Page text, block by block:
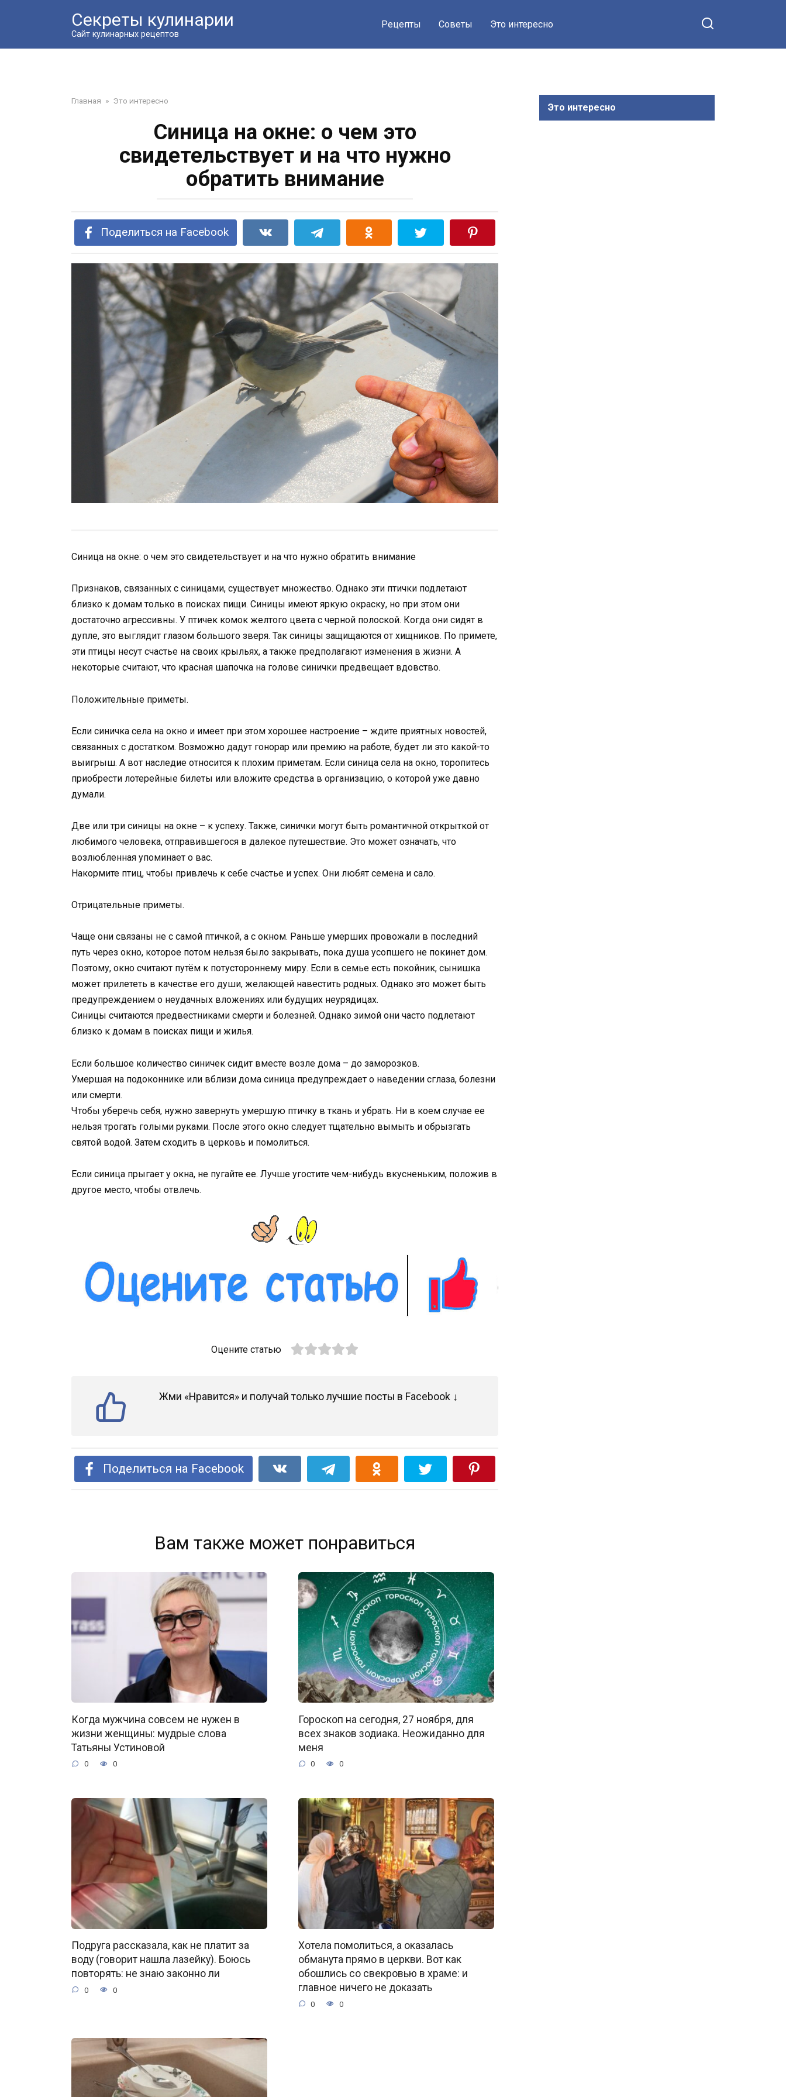
Секреты кулинарии
Сайт кулинарных рецептов
Рецепты Советы Это интересно
Главная » Это интересно
Синица на окне: о чем это
свидетельствует и на что нужно
обратить внимание
Поделиться на Facebook
Синица на окне: о чем это свидетельствует и на что нужно обратить внимание
Признаков, связанных с синицами, существует множество. Однако эти птички подлетают
близко к домам только в поисках пищи. Синицы имеют яркую окраску, но при этом они
достаточно агрессивны. У птичек комок желтого цвета с черной полоской. Когда они сидят в
дупле, это выглядит глазом большого зверя. Так синицы защищаются от хищников. По примете,
эти птицы несут счастье на своих крыльях, а также предполагают изменения в жизни. А
некоторые считают, что красная шапочка на голове синички предвещает вдовство.
Положительные приметы.
Если синичка села на окно и имеет при этом хорошее настроение – ждите приятных новостей,
связанных с достатком. Возможно дадут гонорар или премию на работе, будет ли это какой-то
выигрыш. А вот наследие относится к плохим приметам. Если синица села на окно, торопитесь
приобрести лотерейные билеты или вложите средства в организацию, о которой уже давно
думали.
Две или три синицы на окне – к успеху. Также, синички могут быть романтичной открыткой от
любимого человека, отправившегося в далекое путешествие. Это может означать, что
возлюбленная упоминает о вас.
Накормите птиц, чтобы привлечь к себе счастье и успех. Они любят семена и сало.
Отрицательные приметы.
Чаще они связаны не с самой птичкой, а с окном. Раньше умерших провожали в последний
путь через окно, которое потом нельзя было закрывать, пока душа усопшего не покинет дом.
Поэтому, окно считают путём к потустороннему миру. Если в семье есть покойник, сынишка
может прилететь в качестве его души, желающей навестить родных. Однако это может быть
предупреждением о неудачных вложениях или будущих неурядицах.
Синицы считаются предвестниками смерти и болезней. Однако зимой они часто подлетают
близко к домам в поисках пищи и жилья.
Если большое количество синичек сидит вместе возле дома – до заморозков.
Умершая на подоконнике или вблизи дома синица предупреждает о наведении сглаза, болезни
или смерти.
Чтобы уберечь себя, нужно завернуть умершую птичку в ткань и убрать. Ни в коем случае ее
нельзя трогать голыми руками. После этого окно следует тщательно вымыть и обрызгать
святой водой. Затем сходить в церковь и помолиться.
Если синица прыгает у окна, не пугайте ее. Лучше угостите чем-нибудь вкусненьким, положив в
другое место, чтобы отвлечь.
Оцените статью
Жми «Нравится» и получай только лучшие посты в Facebook ↓
Поделиться на Facebook
Вам также может понравиться
Когда мужчина совсем не нужен в
жизни женщины: мудрые слова
Татьяны Устиновой
0 0
Гороскоп на сегодня, 27 ноября, для
всех знаков зодиака. Неожиданно для
меня
0 0
Подруга рассказала, как не платит за
воду (говорит нашла лазейку). Боюсь
повторять: не знаю законно ли
0 0
Хотела помолиться, а оказалась
обманута прямо в церкви. Вот как
обошлись со свекровью в храме: и
главное ничего не доказать
0 0
Это интересно